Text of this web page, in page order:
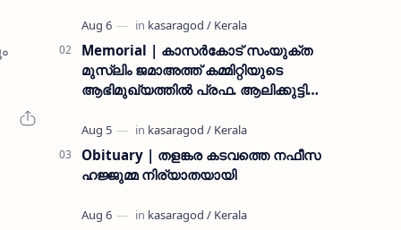
കമ്യൂണിസ്റ്റ് പ്രവർത്തകരായ
രാമൻ്റെയും ചിരുതേയിയുടെയും
മകളാണ് ● വിവരമറിഞ്ഞ് ജനപ്ര…
Memorial | കാസർകോട് സംയുക്ത
മുസ്ലിം ജമാഅത്ത് കമ്മിറ്റിയുടെ
ആഭിമുഖ്യത്തിൽ പ്രഫ. ആലിക്കുട്ടി
Obituary | തളങ്കര കടവത്തെ നഫീസ
ഹജ്ജുമ്മ നിര്യാതയായി